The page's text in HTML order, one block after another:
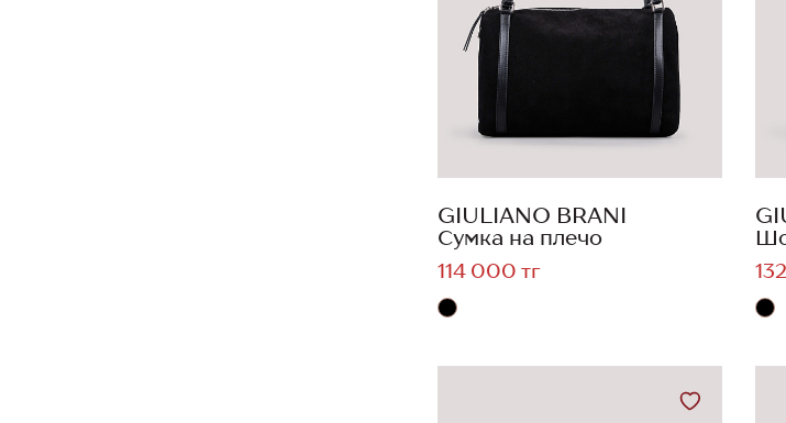
GIULIANO BRANI
Сумка на плечо
114 000 тг